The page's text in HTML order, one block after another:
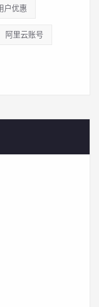
户优惠
阿里云账号